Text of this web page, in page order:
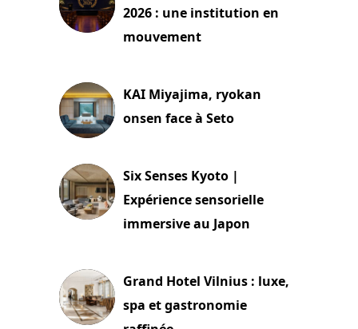
2026 : une institution en
mouvement
KAI Miyajima, ryokan
onsen face à Seto
Six Senses Kyoto |
Expérience sensorielle
immersive au Japon
Grand Hotel Vilnius : luxe,
spa et gastronomie